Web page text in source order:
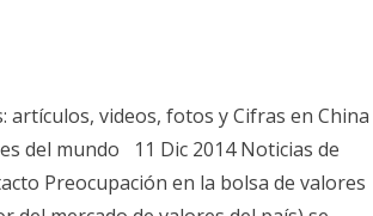
artículos, videos, fotos y Cifras en China
del mundo 11 Dic 2014 Noticias de
Preocupación en la bolsa de valores